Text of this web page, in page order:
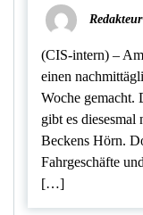
Redakteur
(CIS-intern) –
einen
Woche gemacht.
gibt es
Beckens Hörn.
Fahrgeschäfte
[…]